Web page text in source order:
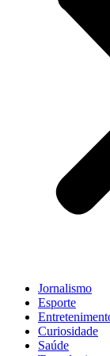
Jornalismo
Esporte
Curiosidade
Saúde